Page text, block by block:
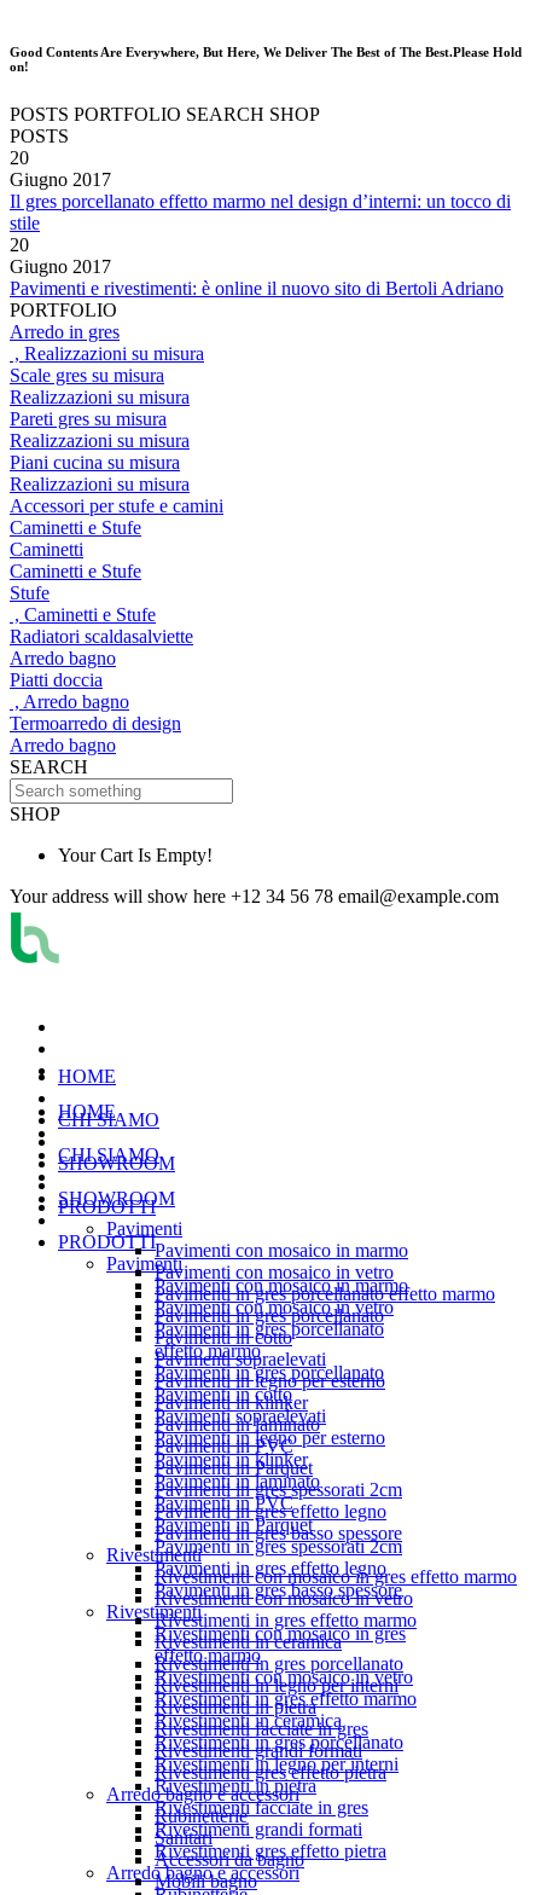
Good Contents Are Everywhere, But Here, We Deliver The Best of The Best.Please Hold
on!
POSTS PORTFOLIO SEARCH SHOP
POSTS
20
Giugno 2017
Il gres porcellanato effetto marmo nel design d’interni: un tocco di
stile
20
Giugno 2017
Pavimenti e rivestimenti: è online il nuovo sito di Bertoli Adriano
PORTFOLIO
Arredo in gres
, Realizzazioni su misura
Scale gres su misura
Realizzazioni su misura
Pareti gres su misura
Realizzazioni su misura
Piani cucina su misura
Realizzazioni su misura
Accessori per stufe e camini
Caminetti e Stufe
Caminetti
Caminetti e Stufe
Stufe
, Caminetti e Stufe
Radiatori scaldasalviette
Arredo bagno
Piatti doccia
, Arredo bagno
Termoarredo di design
Arredo bagno
SEARCH
SHOP
Your Cart Is Empty!
Your address will show here +12 34 56 78 email@example.com
HOME
CHI SIAMO
SHOWROOM
PRODOTTI
Pavimenti
Pavimenti con mosaico in marmo
Pavimenti con mosaico in vetro
Pavimenti in gres porcellanato
effetto marmo
Pavimenti in gres porcellanato
Pavimenti in cotto
Pavimenti sopraelevati
Pavimenti in legno per esterno
Pavimenti in klinker
Pavimenti in laminato
Pavimenti in PVC
Pavimenti in Parquet
Pavimenti in gres spessorati 2cm
Pavimenti in gres effetto legno
Pavimenti in gres basso spessore
Rivestimenti
Rivestimenti con mosaico in gres
effetto marmo
Rivestimenti con mosaico in vetro
Rivestimenti in gres effetto marmo
Rivestimenti in ceramica
Rivestimenti in gres porcellanato
Rivestimenti in legno per interni
Rivestimenti in pietra
Rivestimenti facciate in gres
Rivestimenti grandi formati
Rivestimenti gres effetto pietra
Arredo bagno e accessori
HOME
CHI SIAMO
SHOWROOM
PRODOTTI
Pavimenti
Pavimenti con mosaico in marmo
Pavimenti con mosaico in vetro
Pavimenti in gres porcellanato effetto marmo
Pavimenti in gres porcellanato
Pavimenti in cotto
Pavimenti sopraelevati
Pavimenti in legno per esterno
Pavimenti in klinker
Pavimenti in laminato
Pavimenti in PVC
Pavimenti in Parquet
Pavimenti in gres spessorati 2cm
Pavimenti in gres effetto legno
Pavimenti in gres basso spessore
Rivestimenti
Rivestimenti con mosaico in gres effetto marmo
Rivestimenti con mosaico in vetro
Rivestimenti in gres effetto marmo
Rivestimenti in ceramica
Rivestimenti in gres porcellanato
Rivestimenti in legno per interni
Rivestimenti in pietra
Rivestimenti facciate in gres
Rivestimenti grandi formati
Rivestimenti gres effetto pietra
Arredo bagno e accessori
Rubinetterie
Sanitari
Accessori da bagno
Mobili bagno